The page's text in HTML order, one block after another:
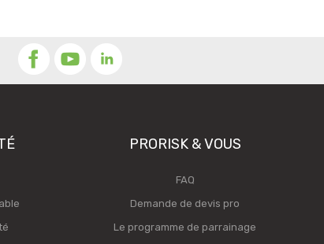
PRORISK & VOUS
FAQ
Demande de devis pro
Le programme de parrainage